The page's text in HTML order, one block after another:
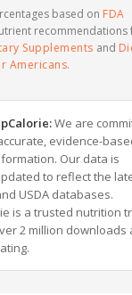
based on FDA
recommendations
Supplements and
Americans.
We are
evidence-
Our data is
to reflect the
USDA databases.
is a trusted nutrition
2 million downloads